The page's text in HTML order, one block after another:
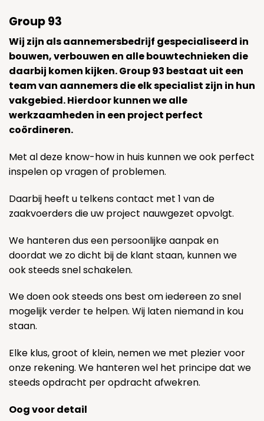
Group 93
Wij zijn als aannemersbedrijf gespecialiseerd in
bouwen, verbouwen en alle bouwtechnieken die
daarbij komen kijken. Group 93 bestaat uit een
team van aannemers die elk specialist zijn in hun
vakgebied. Hierdoor kunnen we alle
werkzaamheden in een project perfect
coördineren.
Met al deze know-how in huis kunnen we ook perfect
inspelen op vragen of problemen.
Daarbij heeft u telkens contact met 1 van de
zaakvoerders die uw project nauwgezet opvolgt.
We hanteren dus een persoonlijke aanpak en
doordat we zo dicht bij de klant staan, kunnen we
ook steeds snel schakelen.
We doen ook steeds ons best om iedereen zo snel
mogelijk verder te helpen. Wij laten niemand in kou
staan.
Elke klus, groot of klein, nemen we met plezier voor
onze rekening. We hanteren wel het principe dat we
steeds opdracht per opdracht afwekren.
Oog voor detail